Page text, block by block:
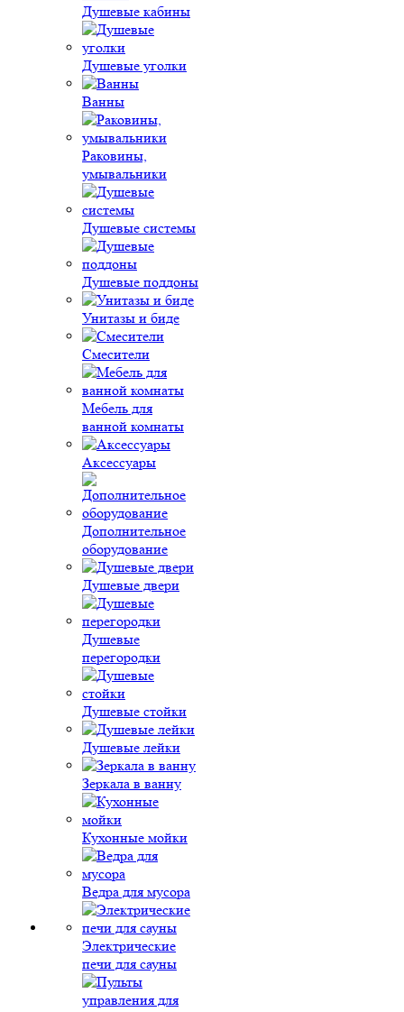
Душевые кабины
Душевые уголки
Ванны
Раковины,
умывальники
Душевые системы
Душевые поддоны
Унитазы и биде
Смесители
Мебель для
ванной комнаты
Аксессуары
Дополнительное
оборудование
Душевые двери
Душевые
перегородки
Душевые стойки
Душевые лейки
Зеркала в ванну
Кухонные мойки
Ведра для мусора
Электрические
печи для сауны